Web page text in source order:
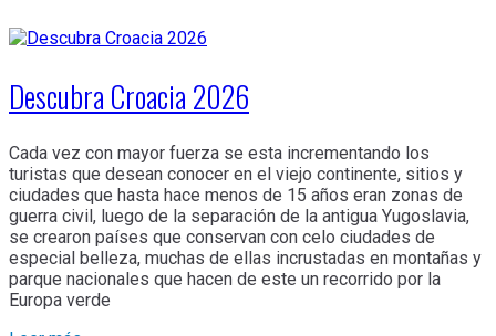
Descubra Croacia 2026
Cada vez con mayor fuerza se esta incrementando los
turistas que desean conocer en el viejo continente, sitios y
ciudades que hasta hace menos de 15 años eran zonas de
guerra civil, luego de la separación de la antigua Yugoslavia,
se crearon países que conservan con celo ciudades de
especial belleza, muchas de ellas incrustadas en montañas y
parque nacionales que hacen de este un recorrido por la
Europa verde